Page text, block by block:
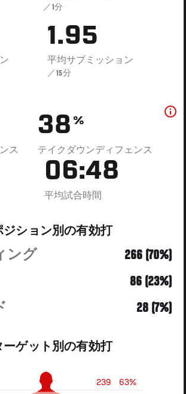
／1分
1.95
平均サブミッション
／15分
ス
38 %
テイクダウンディフェンス
06:48
平均試合時間
ジション別の有効打
ング
266 (70%)
86 (23%)
28 (7%)
ーゲット別の有効打
63%
239